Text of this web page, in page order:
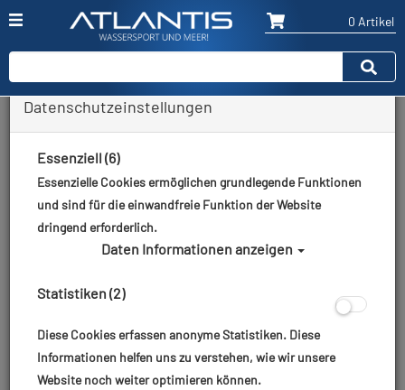
0 Artikel
Unsere vielfältigen Gruppenreisen führen euch 2025
an faszinierende Ziele: Erkundet gemeinsam die
Wracks im Roten Meer, entdeckt die unberührte
Unterwasserwelt Saudi-Arabiens, erlebt Großfisch-
Tubbataha auf den Philippinen. Auch Safaris im
Krüger‑Nationalpark und entspannte Tauchwochen in
der Südsee stehen auf dem Programm – jede Reise mit
viel Komfort, Sicherheit und dem gewissen
Expeditions‑Charme.
Datenschutzeinstellungen
Essenziell (6)
Essenzielle Cookies ermöglichen grundlegende Funktionen
und sind für die einwandfreie Funktion der Website
dringend erforderlich.
Daten Informationen anzeigen
Statistiken (2)
Diese Cookies erfassen anonyme Statistiken. Diese
Informationen helfen uns zu verstehen, wie wir unsere
Website noch weiter optimieren können.